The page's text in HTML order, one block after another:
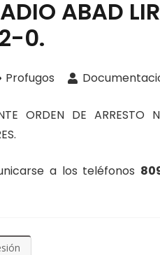
ABAD
0.
Profugos
ORDEN DE
a los teléfonos